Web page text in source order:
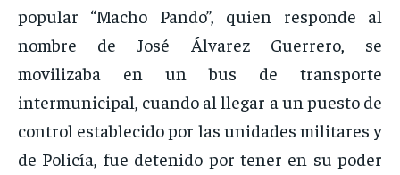
popular “Macho Pando”, quien responde al
nombre de José Álvarez Guerrero, se
movilizaba en un bus de transporte
intermunicipal, cuando al llegar a un puesto de
control establecido por las unidades militares y
de Policía, fue detenido por tener en su poder